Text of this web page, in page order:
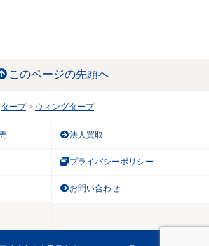
このページの先頭へ
タープ ウィングタープ
法人買取
プライバシーポリシー
お問い合わせ